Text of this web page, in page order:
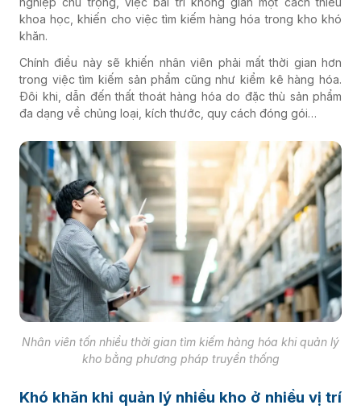
khoa học, khiến cho việc tìm kiếm hàng hóa trong kho khó
khăn.
Chính điều này sẽ khiến nhân viên phải mất thời gian hơn
trong việc tìm kiếm sản phẩm cũng như kiểm kê hàng hóa.
Đôi khi, dẫn đến thất thoát hàng hóa do đặc thù sản phẩm
đa dạng về chủng loại, kích thước, quy cách đóng gói…
Nhân viên tốn nhiều thời gian tìm kiếm hàng hóa khi quản lý
kho bằng phương pháp truyền thống
Khó khăn khi quản lý nhiều kho ở nhiều vị trí